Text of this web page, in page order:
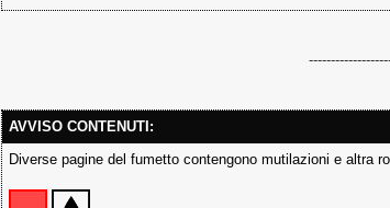
AVVISO CONTENUTI:
Diverse pagine del fumetto contengono mutilazioni e altra